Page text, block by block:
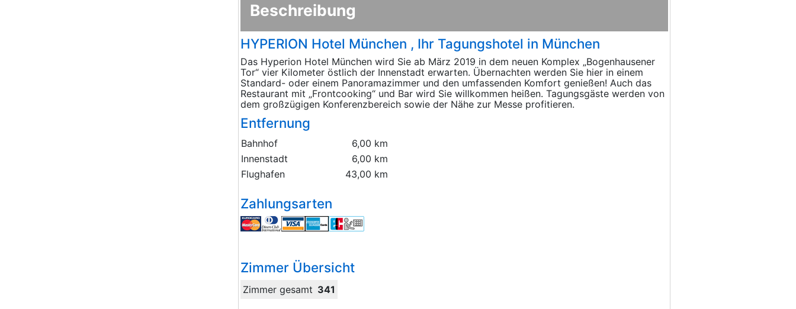
Beschreibung
HYPERION Hotel München , Ihr Tagungshotel in München
Das Hyperion Hotel München wird Sie ab März 2019 in dem neuen Komplex „Bogenhausener
Tor“ vier Kilometer östlich der Innenstadt erwarten. Übernachten werden Sie hier in einem
Standard- oder einem Panoramazimmer und den umfassenden Komfort genießen! Auch das
Restaurant mit „Frontcooking“ und Bar wird Sie willkommen heißen. Tagungsgäste werden von
dem großzügigen Konferenzbereich sowie der Nähe zur Messe profitieren.
Entfernung
Bahnhof
6,00 km
Innenstadt
6,00 km
Flughafen
43,00 km
Zahlungsarten
Zimmer Übersicht
Zimmer gesamt 341